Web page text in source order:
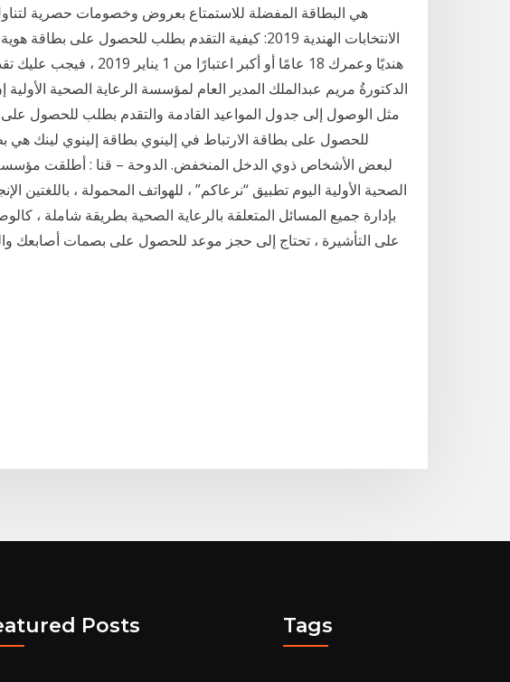
هي البطاقة المفضلة للاستمتاع بعروض وخصومات حصرية
الانتخابات الهندية 2019: كيفية التقدم بطلب للحصول على
هنديًا وعمرك 18 عامًا أو أكبر
الدكتورةُ مريم عبدالملك المدير العام لمؤسسة الرعاية الصحية
مثل الوصول إلى جدول المواعيد القادمة والتقدم بطلب للحصول
للحصول على بطاقة الارتباط في إلينوي بطاقة إلينوي لينك
الصحية الأولية اليوم تطبيق “نرعاكم” ، للهواتف المحمولة ، باللغتين
بإدارة جميع المسائل المتعلقة بالرعاية الصحية بطريقة شاملة ،
على التأشيرة ، تحتاج إلى حجز موعد للحصول على بصمات أصابعك
Posts Tags